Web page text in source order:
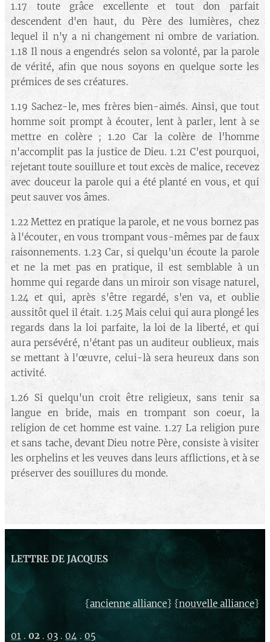
1.17 toute grâce excellente et tout don parfait
descendent d'en haut, du Père des lumières, chez
lequel il n'y a ni changement ni ombre de variation.
1.18 Il nous a engendrés selon sa volonté, par la parole
de vérité, afin que nous soyons en quelque sorte les
prémices de ses créatures.
1.19 Sachez-le, mes frères bien-aimés. Ainsi, que tout
homme soit prompt à écouter, lent à parler, lent à se
mettre en colère ; 1.20 Car la colère de l'homme
n'accomplit pas la justice de Dieu. 1.21 C'est pourquoi,
rejetant toute souillure et tout excès de malice, recevez
avec douceur la parole qui a été planté en vous, et qui
peut sauver vos âmes.
1.22 Mettez en pratique la parole, et ne vous bornez pas
à l'écouter, en vous trompant vous-mêmes par de faux
raisonnements. 1.23 Car, si quelqu'un écoute la parole
et ne la met pas en pratique, il est semblable à un
homme qui regarde dans un miroir son visage naturel,
1.24 et qui, après s'être regardé, s'en va, et oublie
aussitôt quel il était. 1.25 Mais celui qui aura plongé les
regards dans la loi parfaite, la loi de la liberté, et qui
aura persévéré, n'étant pas un auditeur oublieux, mais
se mettant à l'œuvre, celui-là sera heureux dans son
activité.
1.26 Si quelqu'un croit être religieux, sans tenir sa
langue en bride, mais en trompant son coeur, la
religion de cet homme est vaine. 1.27 La religion pure
et sans tache, devant Dieu notre Père, consiste à visiter
les orphelins et les veuves dans leurs afflictions, et à se
préserver des souillures du monde.
LETTRE DE JACQUES
{ancienne alliance} {nouvelle alliance}
01 . 02 . 03 . 04 . 05